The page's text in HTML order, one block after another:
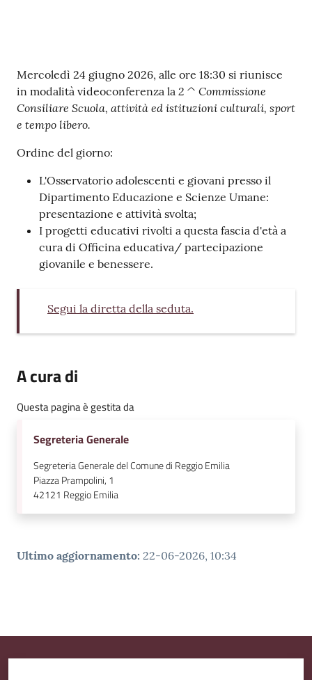
v
e
n
t
i
Seguici
Contenuto
Mercoledì 24 giugno 2026, alle ore 18:30 si riunisce
in modalità videoconferenza la 2 ^ Commissione
Consiliare Scuola, attività ed istituzioni culturali, sport
e tempo libero.
Ordine del giorno:
L'Osservatorio adolescenti e giovani presso il
Dipartimento Educazione e Scienze Umane:
presentazione e attività svolta;
I progetti educativi rivolti a questa fascia d'età a
cura di Officina educativa/ partecipazione
giovanile e benessere.
Segui la diretta della seduta.
A cura di
Questa pagina è gestita da
Segreteria Generale
Segreteria Generale del Comune di Reggio Emilia
Piazza Prampolini, 1
42121 Reggio Emilia
Ultimo aggiornamento: 22-06-2026, 10:34